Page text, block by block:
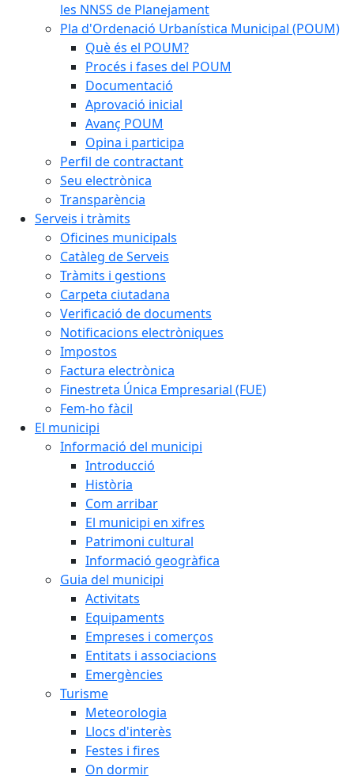
les NNSS de Planejament
Pla d'Ordenació Urbanística Municipal (POUM)
Què és el POUM?
Procés i fases del POUM
Documentació
Aprovació inicial
Avanç POUM
Opina i participa
Perfil de contractant
Seu electrònica
Transparència
Serveis i tràmits
Oficines municipals
Catàleg de Serveis
Tràmits i gestions
Carpeta ciutadana
Verificació de documents
Notificacions electròniques
Impostos
Factura electrònica
Finestreta Única Empresarial (FUE)
Fem-ho fàcil
El municipi
Informació del municipi
Introducció
Història
Com arribar
El municipi en xifres
Patrimoni cultural
Informació geogràfica
Guia del municipi
Activitats
Equipaments
Empreses i comerços
Entitats i associacions
Emergències
Turisme
Meteorologia
Llocs d'interès
Festes i fires
On dormir